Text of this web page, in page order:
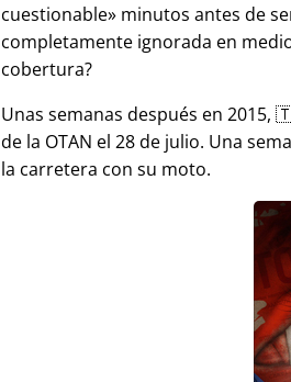
cuestionable minutos antes de
completamente ignorada en
cobertura?
Unas semanas después en
de la OTAN el 28 de julio. Una
la carretera con su moto.